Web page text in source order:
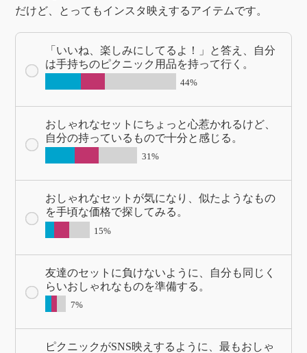
だけど、とってもインスタ映えするアイテムです。
「いいね、楽しみにしてるよ！」と答え、自分
は手持ちのピクニック用品を持って行く。
44%
おしゃれなセットにちょっと心惹かれるけど、
自分の持っているもので十分と感じる。
31%
おしゃれなセットが気になり、似たようなもの
を手頃な価格で探してみる。
15%
友達のセットに負けないように、自分も同じく
らいおしゃれなものを準備する。
7%
ピクニックがSNS映えするように、最もおしゃ